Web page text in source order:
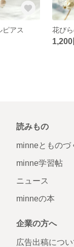
ピアス 花び
1,200
読みもの
minneとものづ
minne学習帖
ニュース
minneの本
企業の方へ
広告出稿につい